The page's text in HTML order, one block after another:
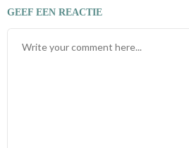
GEEF EEN REACTIE